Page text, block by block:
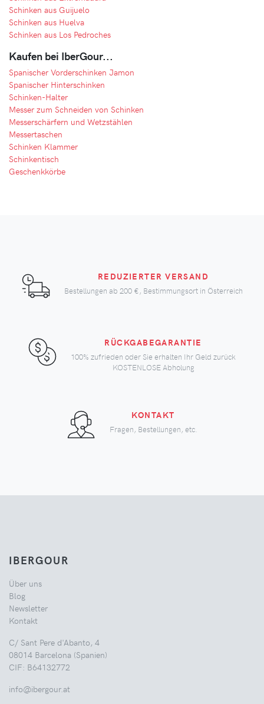
Schinken aus Guijuelo
Schinken aus Huelva
Schinken aus Los Pedroches
Kaufen bei IberGour...
Spanischer Vorderschinken Jamon
Spanischer Hinterschinken
Schinken-Halter
Messer zum Schneiden von Schinken
Messerschärfern und Wetzstählen
Messertaschen
Schinken Klammer
Schinkentisch
Geschenkkörbe
REDUZIERTER VERSAND
Bestellungen ab 200 €, Bestimmungsort in Österreich
RÜCKGABEGARANTIE
100% zufrieden oder Sie erhalten Ihr Geld zurück
KOSTENLOSE Abholung
KONTAKT
Fragen, Bestellungen, etc.
IBERGOUR
Über uns
Blog
Newsletter
Kontakt
C/ Sant Pere d'Abanto, 4
08014 Barcelona (Spanien)
CIF: B64132772
info@ibergour.at